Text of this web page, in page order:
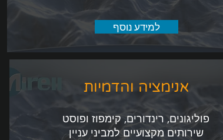
למידע נוסף
פוליגונים, רינדורים, קימפוז ופוסט
שירותים מקצועיים למביני עניין
אנימציה והדמיות